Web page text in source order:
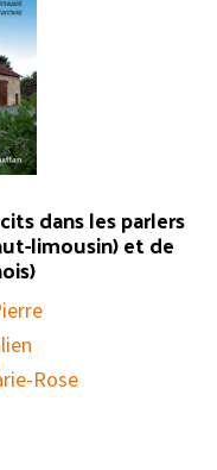
dans les parlers
limousin) et de
Rose